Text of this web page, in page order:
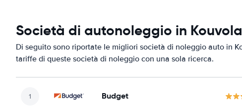
Società di autonoleggio in Kouvola
Di seguito sono riportate le migliori società di noleggio auto in
tariffe di queste società di noleggio con una sola ricerca.
Budget